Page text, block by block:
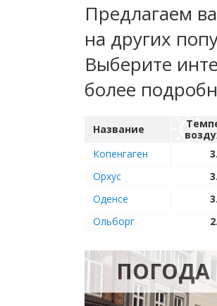
Предлагаем
на других
Выберите
более
Название
Копенгаген
Орхус
Оденсе
Ольборг
ПОГОДА